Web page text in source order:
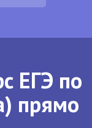
ЕГЭ по
прямо